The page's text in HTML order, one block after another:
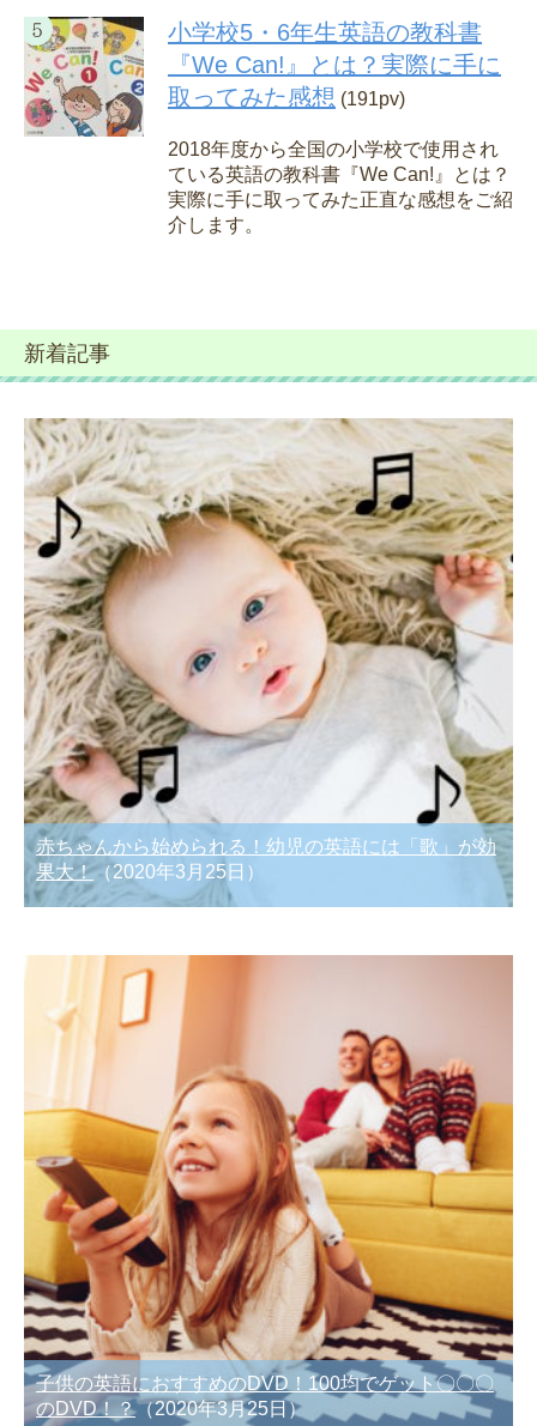
小学校5・6年生英語の教科書
『We Can!』とは？実際に手に
取ってみた感想 (191pv)
2018年度から全国の小学校で使用され
ている英語の教科書『We Can!』とは？
実際に手に取ってみた正直な感想をご紹
介します。
新着記事
赤ちゃんから始められる！幼児の英語には「歌」が効
果大！（2020年3月25日）
子供の英語におすすめのDVD！100均でゲット〇〇〇
のDVD！？（2020年3月25日）